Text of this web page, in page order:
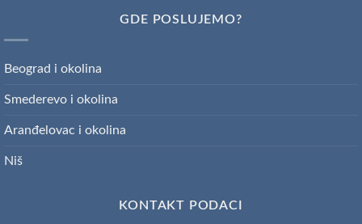
GDE POSLUJEMO?
Beograd i okolina
Smederevo i okolina
Aranđelovac i okolina
Niš
KONTAKT PODACI